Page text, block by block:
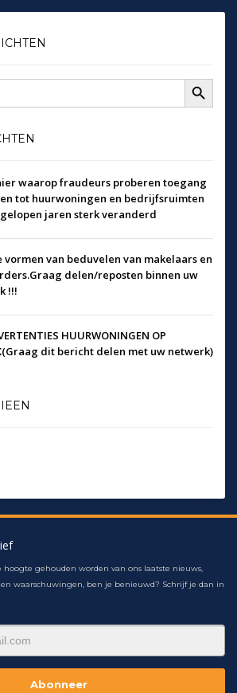
Zoekknop
waarop fraudeurs proberen toegang
tot huurwoningen en bedrijfsruimten
jaren sterk veranderd
vormen van beduvelen van makelaars en
delen/reposten binnen uw
!!!
HUURWONINGEN OP
dit bericht delen met uw netwerk)
gehouden worden van ons laatste nieuws,
waarschuwingen, ben je benieuwd? Schrijf je dan in